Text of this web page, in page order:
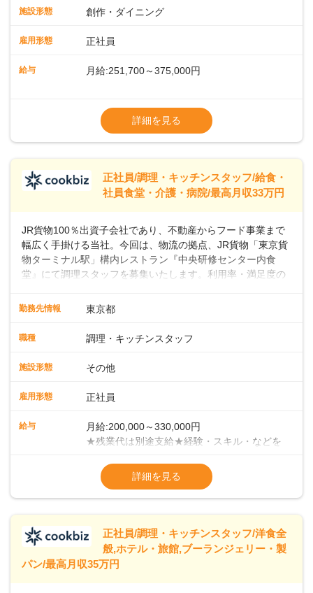
で4880万人がプレイしていると言われ、特にビジネスリーダ
らず、テニスコートがピックルボールコートに改装されるな
たちと一緒に、新しいスタートを切りませんか？あなたのご
施設形態 創作・ダイニング
雇用形態 正社員
給与 月給:251,700～375,000円
▼給与改定（年1回)
▼決算賞与（年1回)
【手当】
▼残業手当（固定残業見合手当43,613円～／
▼深夜勤務手当（22:00〜25%UP）
▼交通費支給（上限月10万円)
詳細を見る
正社員/調理・キッチンスタッフ/給食・
社員食堂・介護・病院/最高月収33万円
JR貨物100％出資子会社であり、不動産からフード事業まで
幅広く手掛ける当社。今回は、物流の拠点、JR貨物「東京貨
物ターミナル駅」構内レストラン『中央研修センター内食
堂』にて調理スタッフを募集いたします。利用率・満足度の
う！＜まずは調理スタッフとして＞入社後、あなたには調理
ます。まずは当店の仕事の流れ・お店のルールを把握してく
す。 ■チームワークがカギ！当店での調理方法は、給食等の
ようにチームで一度に大人数分の調理を手がけていく集団調
理です。メイン・副菜担当、揚げ物担当、ご飯担当、盛り付
＜徐々にマネジメントも学んでください＞業務に慣れてきた
ら、徐々にマネジメント業務をお任せしていきます。パート
ることになりますので、お店を作っていく面白さを味わえま
すよ！＜将来はキャリアアップも＞まずは、1年間での一人立
も可能です。
勤務先情報 東京都
職種 調理・キッチンスタッフ
施設形態 その他
雇用形態 正社員
給与
月給:200,000～330,000円
★残業代は別途支給★経験・スキル・などを
（2023年度実績：3.8ヶ月分支給）★昇給年
1回（55歳まで）＜年収例＞年収380万円／
入社5年／40歳年収400万円／入社3年／48歳
年収460万円／入社7年／51歳
※試用期間3ヶ月あり（給与・待遇変動な
詳細を見る
正社員/調理・キッチンスタッフ/洋食全
般,ホテル・旅館,ブーランジェリー・製
パン/最高月収35万円